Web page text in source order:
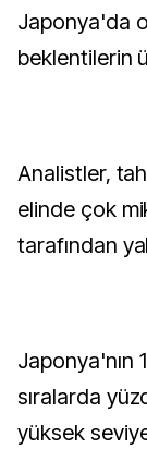
Japonya'da
beklentilerin
Analistler,
elinde çok
tarafından
Japonya'nın
sıralarda
yüksek